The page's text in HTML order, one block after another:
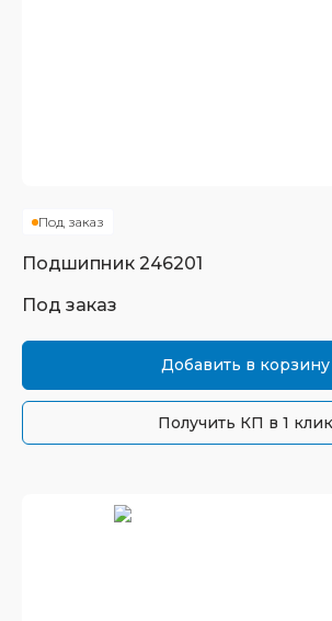
Под заказ
Подшипник 246201
Под заказ
Добавить в корзину
Получить КП в 1 клик